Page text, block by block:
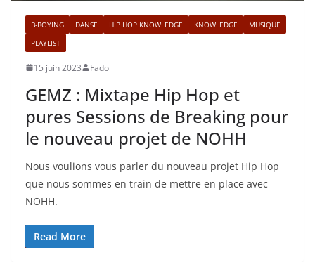
B-BOYING DANSE HIP HOP KNOWLEDGE KNOWLEDGE
MUSIQUE
PLAYLIST
15 juin 2023 Fado
GEMZ : Mixtape Hip Hop et
pures Sessions de Breaking pour
le nouveau projet de NOHH
Nous voulions vous parler du nouveau projet Hip Hop
que nous sommes en train de mettre en place avec
NOHH.
Read More